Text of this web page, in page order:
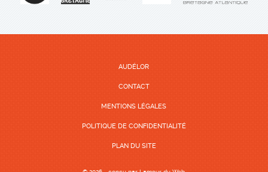
AUDÉLOR
CONTACT
MENTIONS LÉGALES
POLITIQUE DE CONFIDENTIALITÉ
PLAN DU SITE